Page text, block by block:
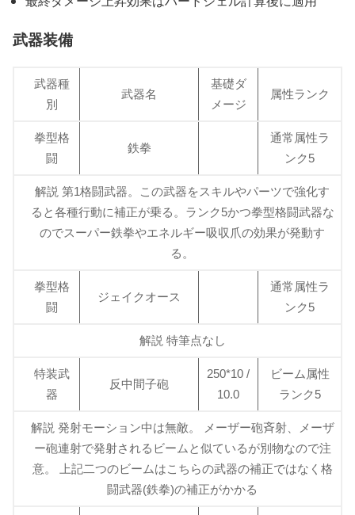
武器装備
武器種
別
武器名
基礎ダ
メージ
属性ランク
拳型格
闘
鉄拳
通常属性ラ
ンク5
解説 第1格闘武器。この武器をスキルやパーツで強化す
ると各種行動に補正が乗る。ランク5かつ拳型格闘武器な
のでスーパー鉄拳やエネルギー吸収爪の効果が発動す
る。
拳型格
闘
ジェイクオース
通常属性ラ
ンク5
解説 特筆点なし
特装武
器
反中間子砲
250*10 /
10.0
ビーム属性
ランク5
解説 発射モーション中は無敵。 メーザー砲斉射、メーザ
ー砲連射で発射されるビームと似ているが別物なので注
意。 上記二つのビームはこちらの武器の補正ではなく格
闘武器(鉄拳)の補正がかかる